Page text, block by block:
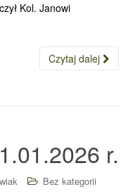
Kol. Janowi
Czytaj dalej
r.
Bez kategorii